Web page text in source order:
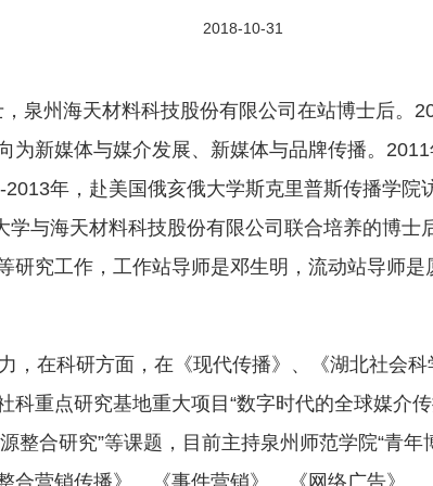
2018-10-31
州海天材料科技股份有限公司在站博士后。
为新媒体与媒介发展、新媒体与品牌传播。
年，赴美国俄亥俄大学斯克里普斯传播学院
与海天材料科技股份有限公司联合培养的博士
研究工作，工作站导师是邓生明，流动站导师
在科研方面，在《现代传播》、《湖北社会科
科重点研究基地重大项目“数字时代的全球媒介
整合研究”等课题，目前主持泉州师范学院“青
合营销传播》、《事件营销》、《网络广告》、